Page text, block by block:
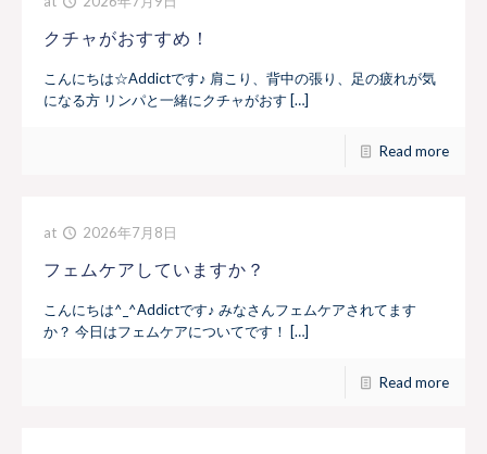
クチャがおすすめ！
こんにちは☆Addictです♪ 肩こり、背中の張り、足の疲れが気
になる方 リンパと一緒にクチャがおす […]
Read more
at 2026年7月8日
フェムケアしていますか？
こんにちは^_^Addictです♪ みなさんフェムケアされてます
か？ 今日はフェムケアについてです！ […]
Read more